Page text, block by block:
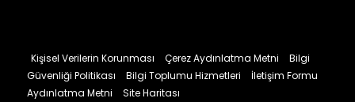
Kişisel Verilerin Korunması Çerez Aydınlatma Metni
Bilgi
Güvenliği Politikası
Bilgi Toplumu Hizmetleri
İletişim Formu
Aydınlatma Metni
Site Haritası